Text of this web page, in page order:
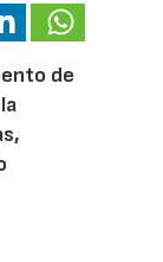
de